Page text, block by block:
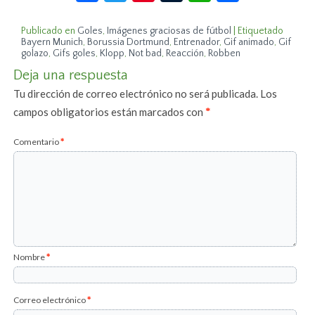
Publicado en Goles, Imágenes graciosas de fútbol
Etiquetado
Bayern Munich, Borussia Dortmund, Entrenador, Gif animado, Gif
golazo, Gifs goles, Klopp, Not bad, Reacción, Robben
Deja una respuesta
Tu dirección de correo electrónico no será publicada. Los
campos obligatorios están marcados con*
Comentario*
Nombre*
Correo electrónico*